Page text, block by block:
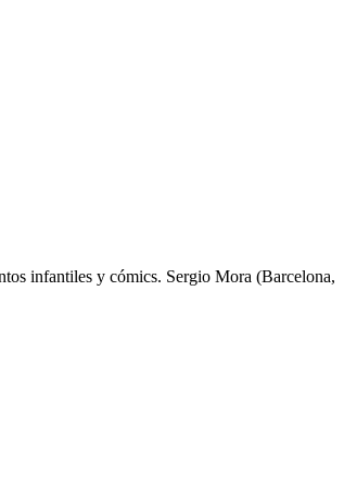
infantiles y cómics. Sergio Mora (Barcelona,